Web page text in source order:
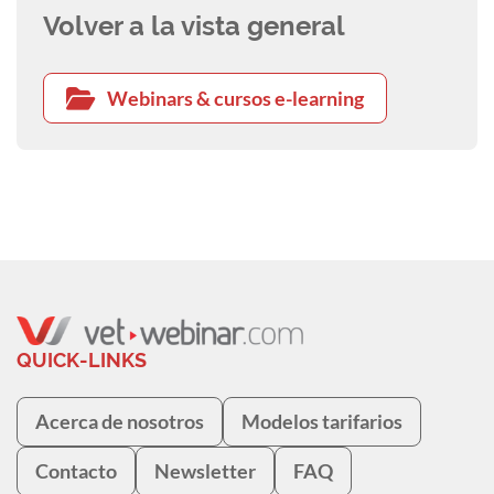
Volver a la vista general
Webinars & cursos e-learning
QUICK-LINKS
Acerca de nosotros Modelos tarifarios
Contacto Newsletter FAQ